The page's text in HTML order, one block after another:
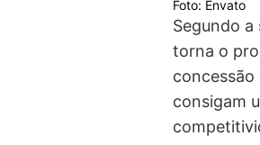
Foto: Envato
Segundo
torna o
concessão
consigam